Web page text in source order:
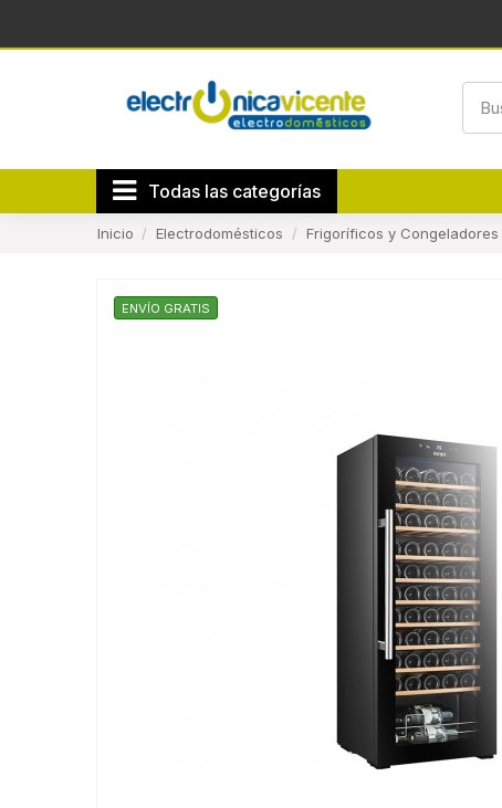
Todas las categorías
Inicio Electrodomésticos Frigoríficos y Congeladores
ENVÍO GRATIS